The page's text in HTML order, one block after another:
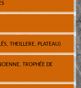
THEILLERE, PLATEAU)
TROPHÉE DE